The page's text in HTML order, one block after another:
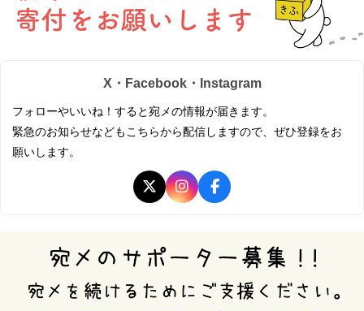
X・Facebook・Instagram
フォローやいいね！すると宛メの情報が届きます。
緊急のお知らせなどもこちらから配信しますので、ぜひ登録をお
願いします。